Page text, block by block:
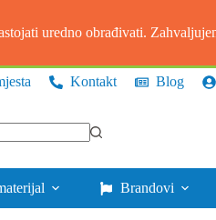
uredno obrađivati.
Kontakt Blog
Brandovi